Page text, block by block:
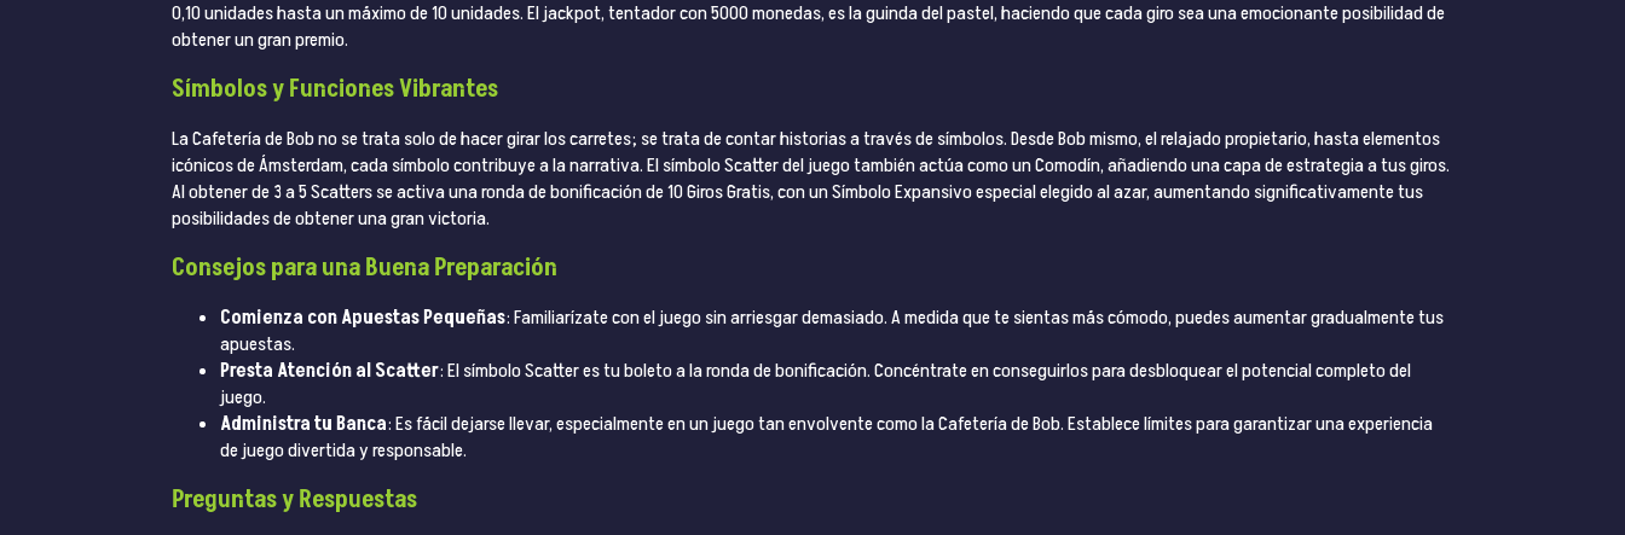
0,10 unidades hasta un máximo de 10 unidades. El jackpot, tentador con 5000 monedas, es la guinda del pastel, haciendo que cada giro sea una emocionante posibilidad de
obtener un gran premio.
Símbolos y Funciones Vibrantes
La Cafetería de Bob no se trata solo de hacer girar los carretes; se trata de contar historias a través de símbolos. Desde Bob mismo, el relajado propietario, hasta elementos
icónicos de Ámsterdam, cada símbolo contribuye a la narrativa. El símbolo Scatter del juego también actúa como un Comodín, añadiendo una capa de estrategia a tus giros.
Al obtener de 3 a 5 Scatters se activa una ronda de bonificación de 10 Giros Gratis, con un Símbolo Expansivo especial elegido al azar, aumentando significativamente tus
posibilidades de obtener una gran victoria.
Consejos para una Buena Preparación
Comienza con Apuestas Pequeñas: Familiarízate con el juego sin arriesgar demasiado. A medida que te sientas más cómodo, puedes aumentar gradualmente tus
apuestas.
Presta Atención al Scatter: El símbolo Scatter es tu boleto a la ronda de bonificación. Concéntrate en conseguirlos para desbloquear el potencial completo del
juego.
Administra tu Banca: Es fácil dejarse llevar, especialmente en un juego tan envolvente como la Cafetería de Bob. Establece límites para garantizar una experiencia
de juego divertida y responsable.
Preguntas y Respuestas